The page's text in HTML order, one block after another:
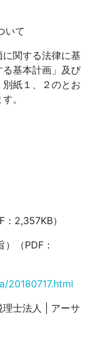
いて
関する法律に基
基本計画」及び
別紙１、２のとお
。
2,357KB）
（PDF：
20180717.html
士法人 | アーサ